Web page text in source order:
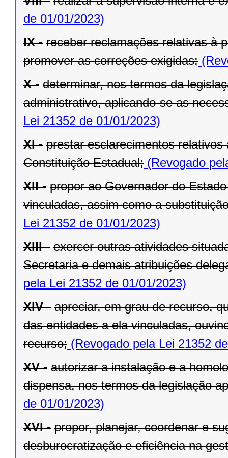
de 01/01/2023)
IX - receber reclamações relativas à
promover as correções exigidas;
X - determinar, nos termos da
administrativo, aplicando-se as
Lei 21352 de 01/01/2023)
XI - prestar esclarecimentos
Constituição Estadual; (Revogado
XII - propor ao Governador do
vinculadas, assim como a
Lei 21352 de 01/01/2023)
XIII - exercer outras atividades
Secretaria e demais atribuições
pela Lei 21352 de 01/01/2023)
XIV - apreciar, em grau de recurso,
das entidades a ela vinculadas,
recurso; (Revogado pela Lei 21352
XV - autorizar a instalação e a
dispensa, nos termos da legislação
de 01/01/2023)
XVI - propor, planejar, coordenar e
desburocratização e eficiência na